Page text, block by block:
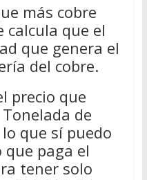
más cobre
calcula que el
que genera el
del cobre.
precio que
de
que sí puedo
que paga el
tener solo